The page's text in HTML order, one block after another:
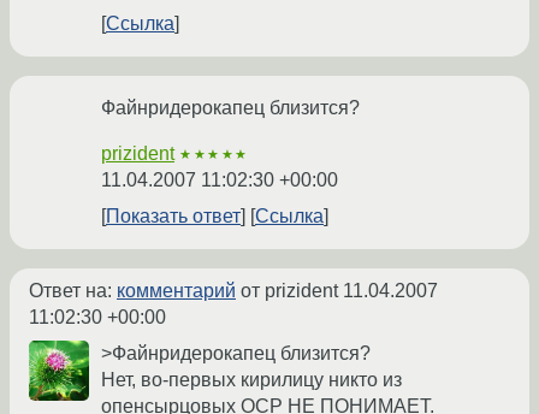
Ссылка
Файнридерокапец близится?
prizident ★★★★★
11.04.2007 11:02:30 +00:00
Показать ответ
Ссылка
Ответ на: комментарий от prizident 11.04.2007
11:02:30 +00:00
>Файнридерокапец близится?
Нет, во-первых кирилицу никто из
опенсырцовых ОСР НЕ ПОНИМАЕТ.